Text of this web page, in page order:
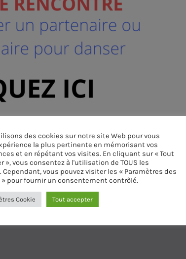
des cookies sur notre site Web pour vous
la plus pertinente en mémorisant vos
et en répétant vos visites. En cliquant sur « Tout
», vous consentez à l'utilisation de TOUS les
Cependant, vous pouvez visiter les « Paramètres des
» pour fournir un consentement contrôlé.
Cookie Tout accepter